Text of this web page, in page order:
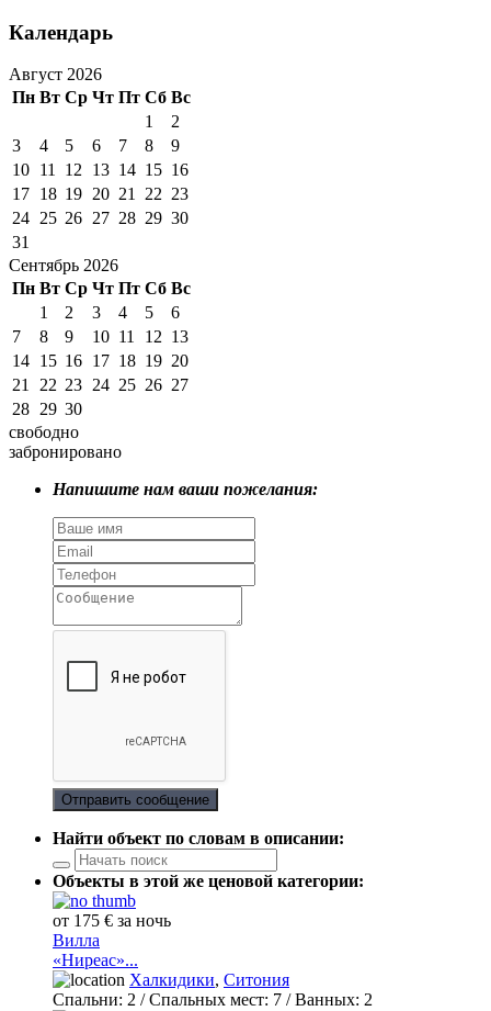
Календарь
Август 2026
Пн Вт Ср Чт Пт Сб Вс
1
2
3
4 5 6 7 8
9
10 11 12 13 14 15 16
17 18 19 20 21 22 23
24 25 26 27 28 29 30
31
Сентябрь 2026
Пн Вт Ср Чт Пт Сб Вс
1
2 3 4 5
6
7
8 9 10 11 12 13
14 15 16 17 18 19 20
21
22 23 24 25 26 27
28 29 30
свободно
забронировано
Напишите нам ваши пожелания:
Отправить сообщение
Найти объект по словам в описании:
Объекты в этой же ценовой категории:
от 175 € за ночь
Вилла
«Ниреас»...
Халкидики, Ситония
Спальни: 2 / Спальных мест: 7 /Ванных: 2